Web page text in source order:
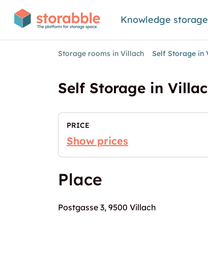
Knowledge storage
Storage rooms in Villach Self Storage in
Self Storage in
PRICE
Show prices
Place
Postgasse 3, 9500 Villach